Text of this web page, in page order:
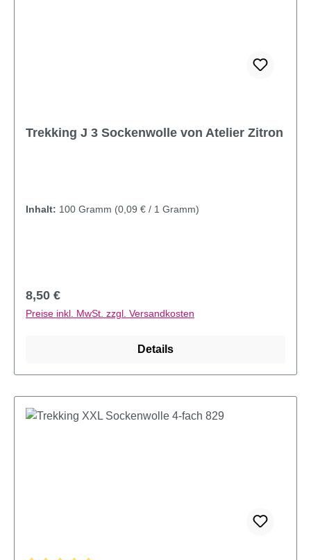
Trekking J 3 Sockenwolle von Atelier Zitron
Inhalt: 100 Gramm (0,09 € / 1 Gramm)
Regulärer Preis:
8,50 €
Preise inkl. MwSt. zzgl. Versandkosten
Details